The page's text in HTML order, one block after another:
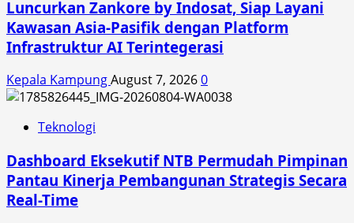
Luncurkan Zankore by Indosat, Siap Layani
Kawasan Asia-Pasifik dengan Platform
Infrastruktur AI Terintegerasi
Kepala KampungAugust 7, 20260
Teknologi
Dashboard Eksekutif NTB Permudah Pimpinan
Pantau Kinerja Pembangunan Strategis Secara
Real-Time